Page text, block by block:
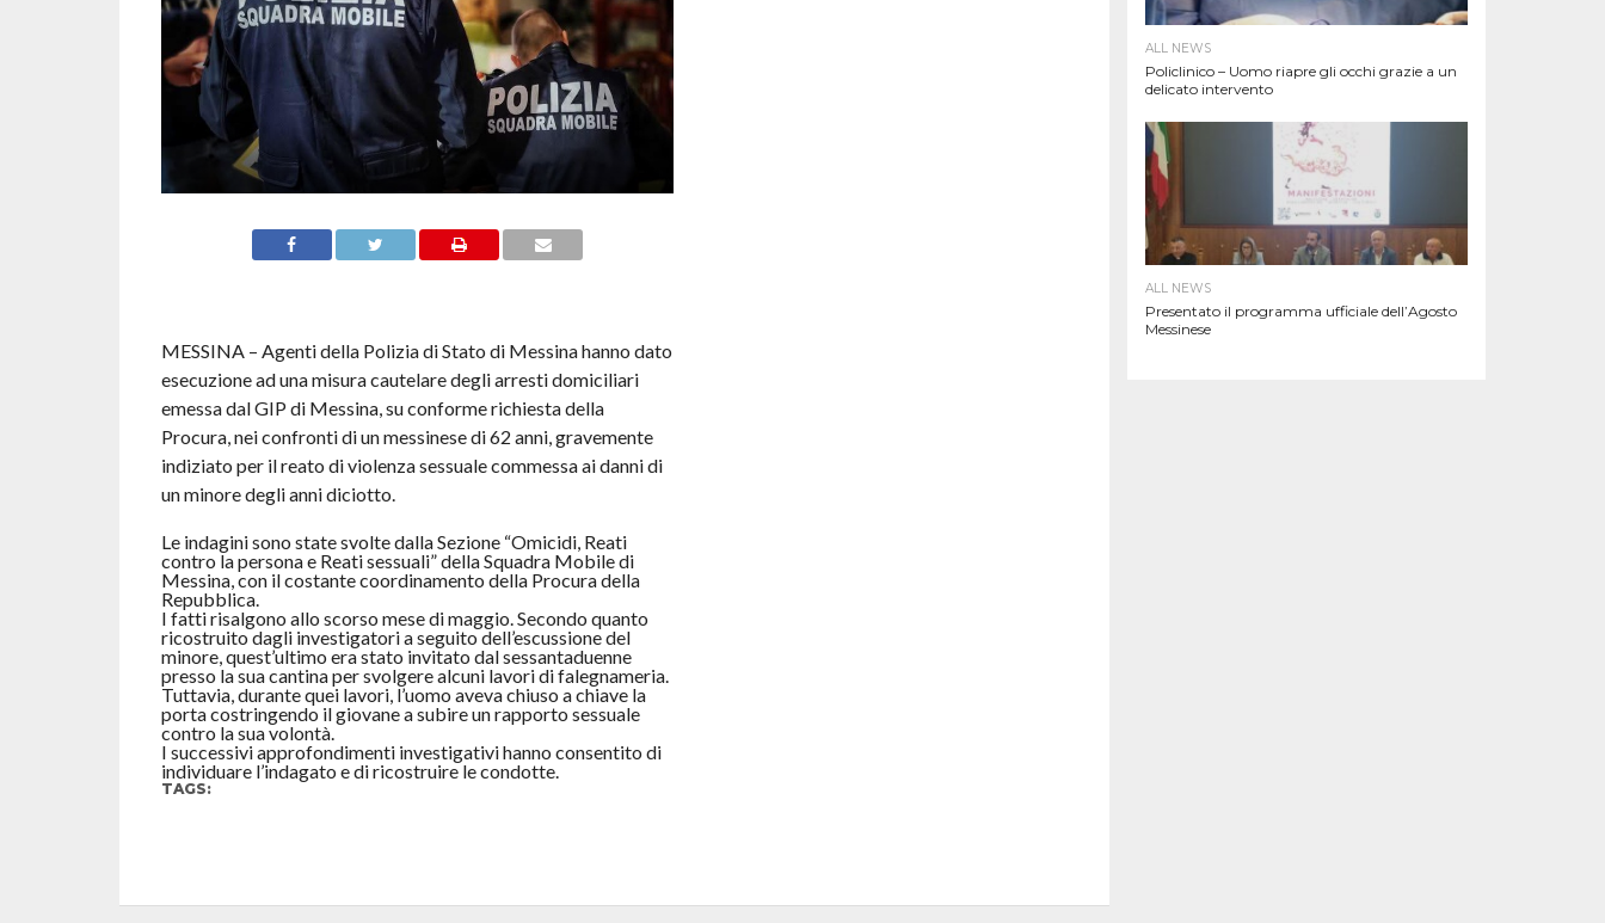
MESSINA – Agenti dellaPolizia di Stato di Messina hanno dato
esecuzione ad una misura cautelare degli arresti domiciliari
emessa dal GIP di Messina, su conforme richiesta della
Procura, nei confronti di un messinese di 62 anni, gravemente
indiziato per il reato di violenza sessuale commessa ai danni di
un minore degli anni diciotto.
Le indagini sono state svolte dalla Sezione “Omicidi, Reati
contro la persona e Reati sessuali” della Squadra Mobile di
Messina, con il costante coordinamento della Procura della
Repubblica.
I fatti risalgono allo scorso mese di maggio. Secondo quanto
ricostruito dagli investigatori a seguito dell’escussione del
minore, quest’ultimo era stato invitato dal sessantaduenne
presso la sua cantina per svolgere alcuni lavori di falegnameria.
Tuttavia, durante quei lavori, l’uomo aveva chiuso a chiave la
porta costringendo il giovane a subire un rapporto sessuale
contro la sua volontà.
I successivi approfondimenti investigativi hanno consentito di
individuare l’indagato e di ricostruire le condotte.
TAGS:
ALL NEWS
Policlinico – Uomo riapre gli occhi grazie a un
delicato intervento
ALL NEWS
Presentato il programma ufficiale dell’Agosto
Messinese